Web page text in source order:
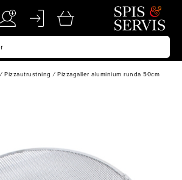
/ Pizzautrustning / Pizzagaller aluminium runda 50cm